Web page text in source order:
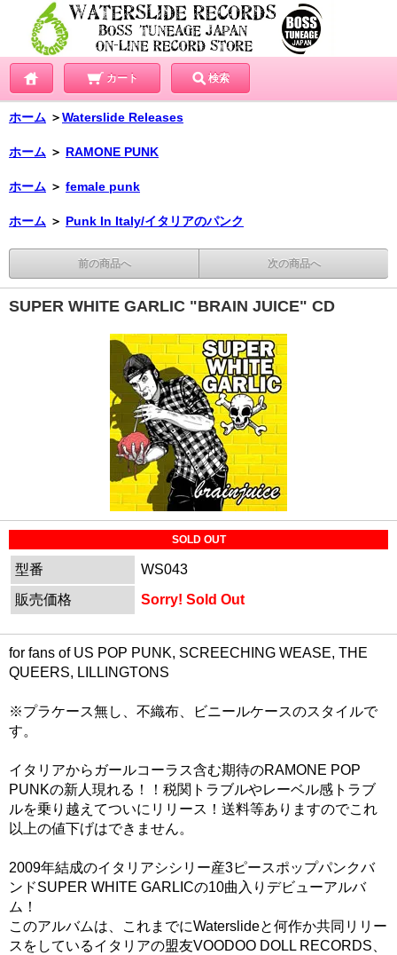
カート 検索
ホーム ＞Waterslide Releases
ホーム ＞ RAMONE PUNK
ホーム ＞ female punk
ホーム ＞ Punk In Italy/イタリアのパンク
前の商品へ 次の商品へ
SUPER WHITE GARLIC "BRAIN JUICE" CD
SOLD OUT
型番
WS043
販売価格
Sorry! Sold Out
for fans of US POP PUNK, SCREECHING WEASE, THE
QUEERS, LILLINGTONS
※プラケース無し、不織布、ビニールケースのスタイルで
す。
イタリアからガールコーラス含む期待のRAMONE POP
PUNKの新人現れる！！税関トラブルやレーベル感トラブ
ルを乗り越えてついにリリース！送料等ありますのでこれ
以上の値下げはできません。
2009年結成のイタリアシシリー産3ピースポップパンクバ
ンドSUPER WHITE GARLICの10曲入りデビューアルバ
ム！
このアルバムは、これまでにWaterslideと何作か共同リリー
スをしているイタリアの盟友VOODOO DOLL RECORDS、